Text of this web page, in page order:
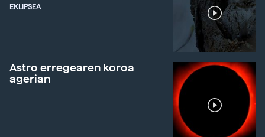
EKLIPSEA
Astro erregearen koroa
agerian